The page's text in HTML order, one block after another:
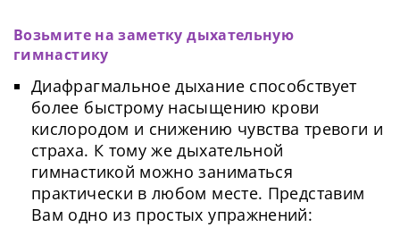
Возьмите на заметку дыхательную
гимнастику
Диафрагмальное дыхание способствует
более быстрому насыщению крови
кислородом и снижению чувства тревоги и
страха. К тому же дыхательной
гимнастикой можно заниматься
практически в любом месте. Представим
Вам одно из простых упражнений: